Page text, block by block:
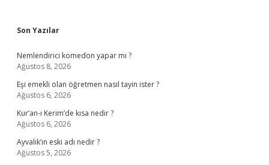
Sidebar
Son Yazılar
Nemlendirici komedon yapar mı ?
Ağustos 8, 2026
Eşi emekli olan öğretmen nasıl tayin ister ?
Ağustos 6, 2026
Kur’an-ı Kerim’de kısa nedir ?
Ağustos 6, 2026
Ayvalık’ın eski adı nedir ?
Ağustos 5, 2026